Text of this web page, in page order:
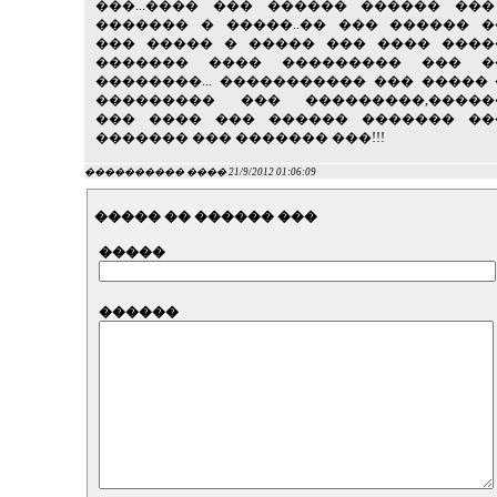
���...���� ��� ������ ������
������� � �����..�� ��� ������
��� ����� � ����� ��� ����
������� ���� ��������� ���
��������... ����������� ��� �����
��������� ���
��� ���� ��� ������ �������
������� ��� ������� ���!!!
���������� ���� 21/9/2012 01:06:09
����� �� ������ ���
�����
������